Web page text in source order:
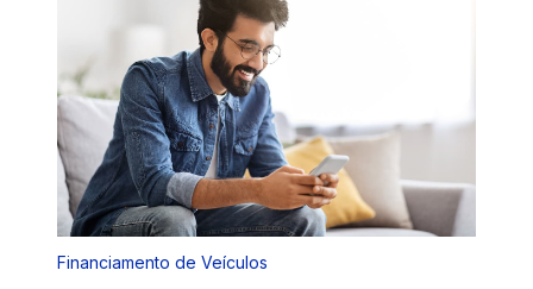
Financiamento de Veículos